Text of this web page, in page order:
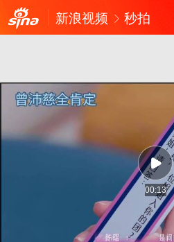
新浪视频 秒拍
00:13